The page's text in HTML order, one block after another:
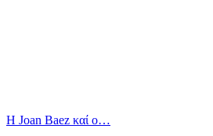
Η Joan Baez καί ο…